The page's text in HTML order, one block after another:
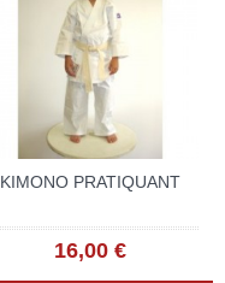
KIMONO PRATIQUANT
16,00 €